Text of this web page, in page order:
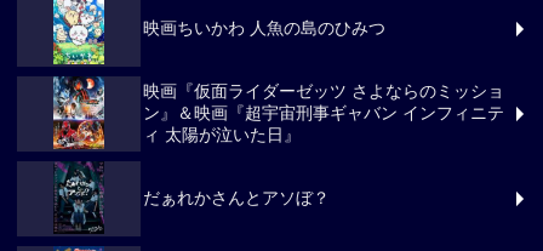
映画ちいかわ 人魚の島のひみつ
映画『仮面ライダーゼッツ さよならのミッショ
ン』＆映画『超宇宙刑事ギャバン インフィニテ
ィ 太陽が泣いた日』
だぁれかさんとアソぼ？